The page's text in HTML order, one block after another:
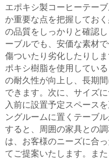
エポキシ製コーヒーテー
か重要な点を把握してお
の品質をしっかりと確認
ーブルでも、安価な素材
傷ついたり劣化したりし
ポキシ樹脂を使用してい
の耐久性が向上し、長期
できます。次に、サイズ
入前に設置予定スペース
ングルームに置くテーブ
すると、周囲の家具との
は、お客様のニーズに合
てご提案いたします。ま